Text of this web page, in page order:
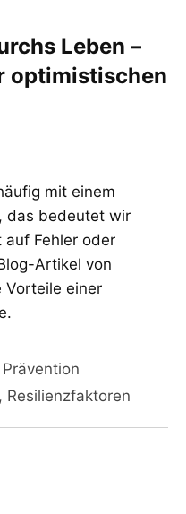
Leben –
optimistischen
mit einem
das bedeutet wir
auf Fehler oder
Artikel von
Vorteile einer
Prävention
, Resilienzfaktoren